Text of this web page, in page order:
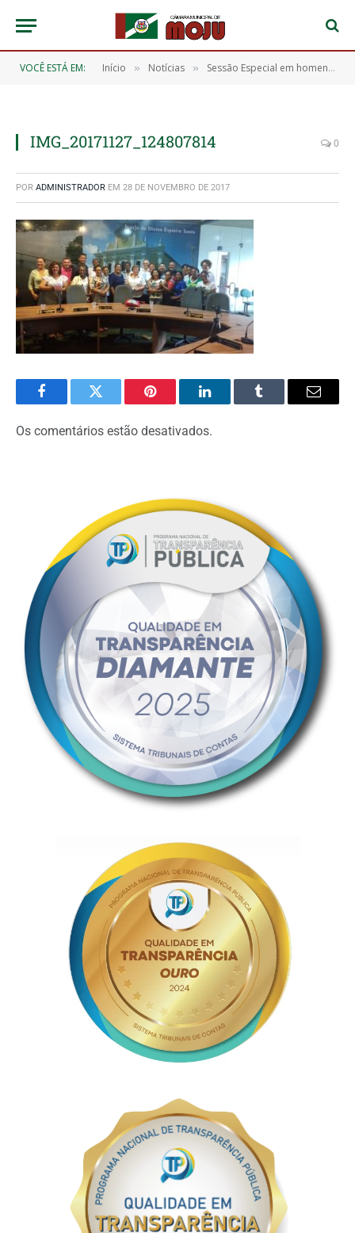
VOCÊ ESTÁ EM: Início » Notícias » Sessão Especial em homenagem aos 27 anos de evangelização da Congregação das irmãs Franciscanas de Ingolstadt em Moju
IMG_20171127_124807814 0
POR ADMINISTRADOR EM 28 DE NOVEMBRO DE 2017
FacebookTwitter Pinterest O
LinkedIn
Tumblr
E-
Os comentários estão desativados.